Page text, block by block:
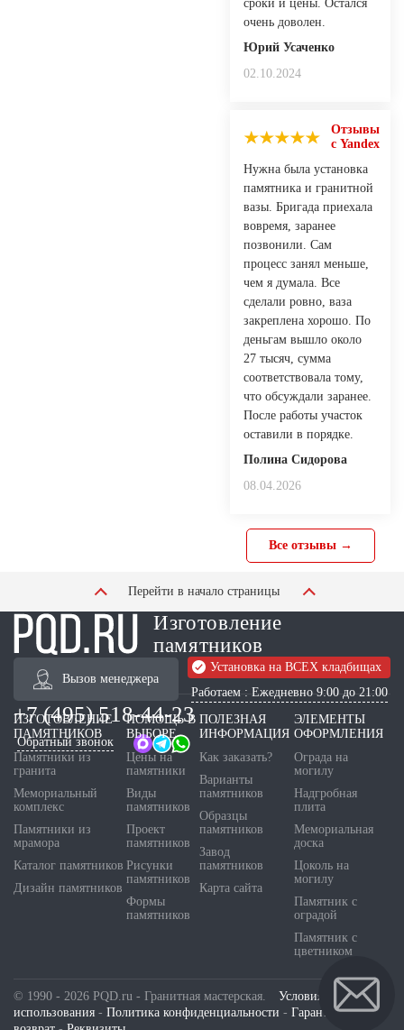
сроки и цены. Остался
очень доволен.
Юрий Усаченко
02.10.2024
Отзывы
с Yandex
Нужна была установка
памятника и гранитной
вазы. Бригада приехала
вовремя, заранее
позвонили. Сам
процесс занял меньше,
чем я думала. Все
сделали ровно, ваза
закреплена хорошо. По
деньгам вышло около
27 тысяч, сумма
соответствовала тому,
что обсуждали заранее.
После работы участок
оставили в порядке.
Полина Сидорова
08.04.2026
Все отзывы →
Перейти в начало страницы
Изготовление
памятников
Вызов менеджера
Установка на ВСЕХ кладбищах
Работаем : Ежедневно 9:00 до 21:00
+7 (495) 518-44-23
Обратный звонок
ИЗГОТОВЛЕНИЕ
ПАМЯТНИКОВ
Памятники из
гранита
Мемориальный
комплекс
Памятники из
мрамора
Каталог памятников
Дизайн памятников
ПОМОЩЬ В
ВЫБОРЕ
Цены на
памятники
Виды
памятников
Проект
памятников
Рисунки
памятников
Формы
памятников
ПОЛЕЗНАЯ
ИНФОРМАЦИЯ
Как заказать?
Варианты
памятников
Образцы
памятников
Завод
памятников
Карта сайта
ЭЛЕМЕНТЫ
ОФОРМЛЕНИЯ
Ограда на
могилу
Надгробная
плита
Мемориальная
доска
Цоколь на
могилу
Памятник с
оградой
Памятник с
цветником
© 1990 - 2026 PQD.ru - Гранитная мастерская. Условия
использования - Политика конфиденциальности - Гарантия и